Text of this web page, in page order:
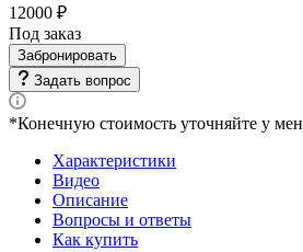
12000 ₽
Под заказ
Забронировать
Задать вопрос
*Конечную стоимость уточняйте у
Характеристики
Видео
Описание
Вопросы и ответы
Как купить